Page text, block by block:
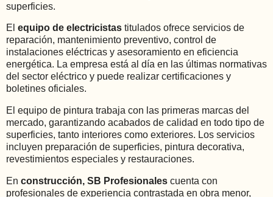
superficies.
El equipo de electricistas titulados ofrece servicios de
reparación, mantenimiento preventivo, control de
instalaciones eléctricas y asesoramiento en eficiencia
energética. La empresa está al día en las últimas normativas
del sector eléctrico y puede realizar certificaciones y
boletines oficiales.
El equipo de pintura trabaja con las primeras marcas del
mercado, garantizando acabados de calidad en todo tipo de
superficies, tanto interiores como exteriores. Los servicios
incluyen preparación de superficies, pintura decorativa,
revestimientos especiales y restauraciones.
En construcción, SB Profesionales cuenta con
profesionales de experiencia contrastada en obra menor,